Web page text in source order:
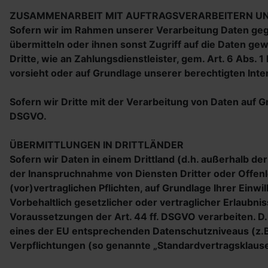
ZUSAMMENARBEIT MIT AUFTRAGSVERARBEITERN
Sofern wir im Rahmen unserer Verarbeitung Daten
übermitteln oder ihnen sonst Zugriff auf die Daten
Dritte, wie an Zahlungsdienstleister, gem. Art. 6 Abs.
vorsieht oder auf Grundlage unserer berechtigten
Sofern wir Dritte mit der Verarbeitung von Daten auf
DSGVO.
ÜBERMITTLUNGEN IN DRITTLÄNDER
Sofern wir Daten in einem Drittland (d.h. außerhalb
der Inanspruchnahme von Diensten Dritter oder
(vor)vertraglichen Pflichten, auf Grundlage Ihrer
Vorbehaltlich gesetzlicher oder vertraglicher
Voraussetzungen der Art. 44 ff. DSGVO verarbeiten.
eines der EU entsprechenden Datenschutzniveaus
Verpflichtungen (so genannte